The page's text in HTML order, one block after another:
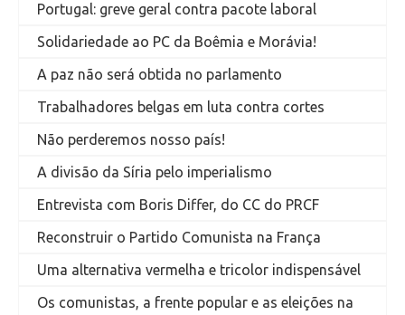
Portugal: greve geral contra pacote laboral
Solidariedade ao PC da Boêmia e Morávia!
A paz não será obtida no parlamento
Trabalhadores belgas em luta contra cortes
Não perderemos nosso país!
A divisão da Síria pelo imperialismo
Entrevista com Boris Differ, do CC do PRCF
Reconstruir o Partido Comunista na França
Uma alternativa vermelha e tricolor indispensável
Os comunistas, a frente popular e as eleições na